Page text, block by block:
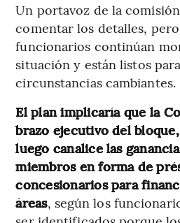
Un portavoz de la
comentar los detalles,
funcionarios continúan
situación y están listos
circunstancias cambiantes.
El plan implicaría que la
brazo ejecutivo del
luego canalice las
miembros en forma de
concesionarios para
áreas, según los